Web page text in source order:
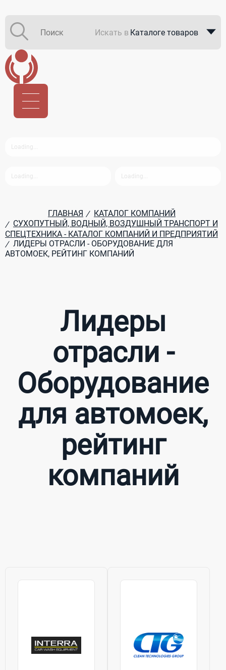
Искать в Каталоге товаров
ГЛАВНАЯ / КАТАЛОГ КОМПАНИЙ
/ СУХОПУТНЫЙ, ВОДНЫЙ, ВОЗДУШНЫЙ ТРАНСПОРТ И
СПЕЦТЕХНИКА - КАТАЛОГ КОМПАНИЙ И ПРЕДПРИЯТИЙ
/ ЛИДЕРЫ ОТРАСЛИ - ОБОРУДОВАНИЕ ДЛЯ
АВТОМОЕК, РЕЙТИНГ КОМПАНИЙ
Лидеры
отрасли -
Оборудование
для автомоек,
рейтинг
компаний